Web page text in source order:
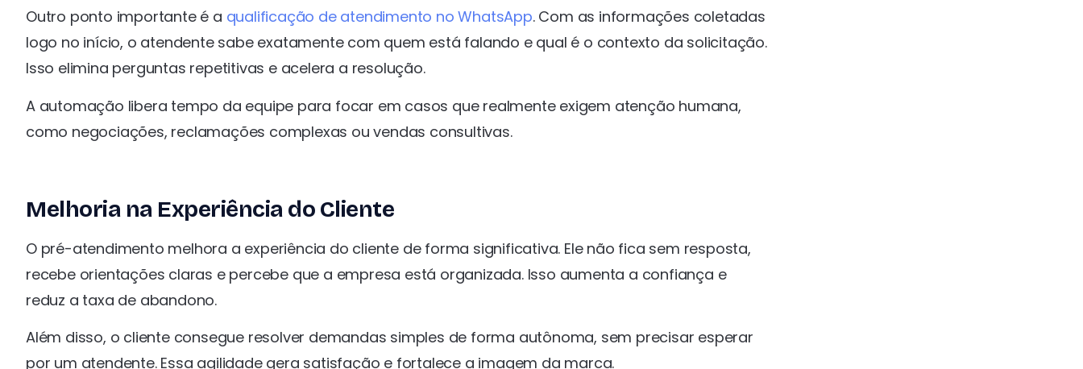
Outro ponto importante é a qualificação de atendimento no WhatsApp. Com as informações coletadas
logo no início, o atendente sabe exatamente com quem está falando e qual é o contexto da solicitação.
Isso elimina perguntas repetitivas e acelera a resolução.
A automação libera tempo da equipe para focar em casos que realmente exigem atenção humana,
como negociações, reclamações complexas ou vendas consultivas.
Melhoria na Experiência do Cliente
O pré-atendimento melhora a experiência do cliente de forma significativa. Ele não fica sem resposta,
recebe orientações claras e percebe que a empresa está organizada. Isso aumenta a confiança e
reduz a taxa de abandono.
Além disso, o cliente consegue resolver demandas simples de forma autônoma, sem precisar esperar
por um atendente. Essa agilidade gera satisfação e fortalece a imagem da marca.